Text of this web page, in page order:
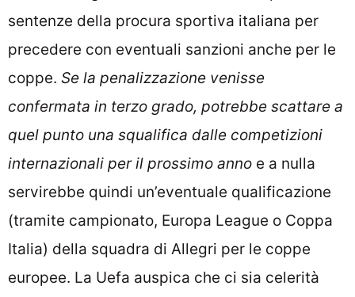
sentenze della procura sportiva italiana per
precedere con eventuali sanzioni anche per le
coppe. Se la penalizzazione venisse
confermata in terzo grado, potrebbe scattare a
quel punto una squalifica dalle competizioni
internazionali per il prossimo anno e a nulla
servirebbe quindi un’eventuale qualificazione
(tramite campionato, Europa League o Coppa
Italia) della squadra di Allegri per le coppe
europee. La Uefa auspica che ci sia celerità